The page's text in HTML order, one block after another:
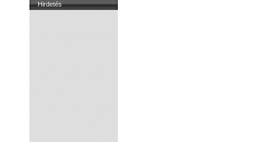
Hirdetés